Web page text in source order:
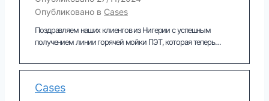
Опубликовано в Cases
Поздравляем наших клиентов из Нигерии с успешным
получением линии горячей мойки ПЭТ, которая теперь…
Cases